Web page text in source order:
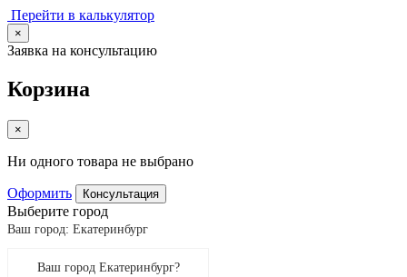
Перейти в калькулятор
×
Заявка на консультацию
Корзина
×
Ни одного товара не выбрано
Оформить Консультация
Выберите город
Ваш город: Екатеринбург
Ваш город Екатеринбург?
Екатеринбург